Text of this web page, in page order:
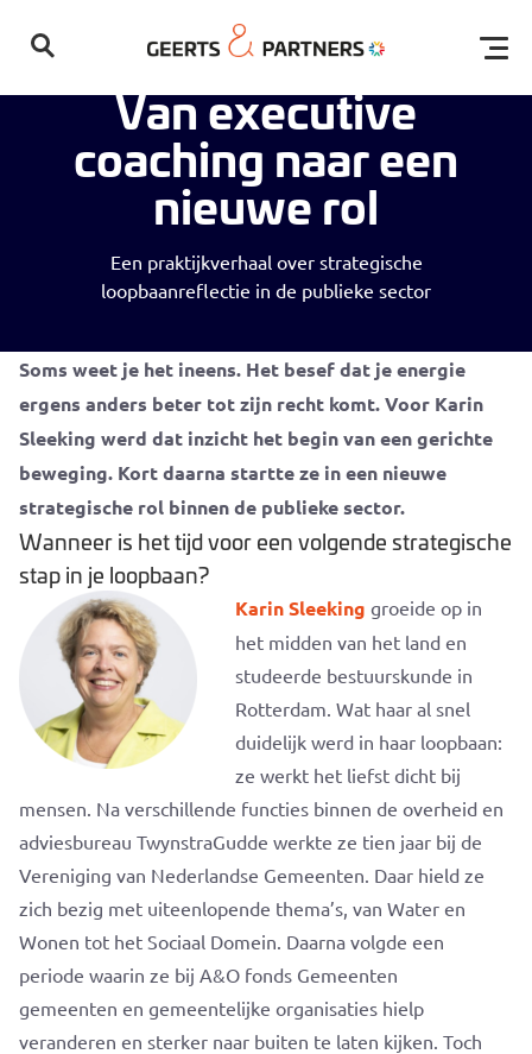
Home Blog Van executive coaching naar een nieuwe rol
Van executive
coaching naar een
nieuwe rol
Een praktijkverhaal over strategische
loopbaanreflectie in de publieke sector
Soms weet je het ineens. Het besef dat je energie
ergens anders beter tot zijn recht komt. Voor Karin
Sleeking werd dat inzicht het begin van een gerichte
beweging. Kort daarna startte ze in een nieuwe
strategische rol binnen de publieke sector.
Wanneer is het tijd voor een volgende strategische
stap in je loopbaan?
Karin Sleeking groeide op in
het midden van het land en
studeerde bestuurskunde in
Rotterdam. Wat haar al snel
duidelijk werd in haar loopbaan:
ze werkt het liefst dicht bij
mensen. Na verschillende functies binnen de overheid en
adviesbureau TwynstraGudde werkte ze tien jaar bij de
Vereniging van Nederlandse Gemeenten. Daar hield ze
zich bezig met uiteenlopende thema’s, van Water en
Wonen tot het Sociaal Domein. Daarna volgde een
periode waarin ze bij A&O fonds Gemeenten
gemeenten en gemeentelijke organisaties hielp
veranderen en sterker naar buiten te laten kijken. Toch